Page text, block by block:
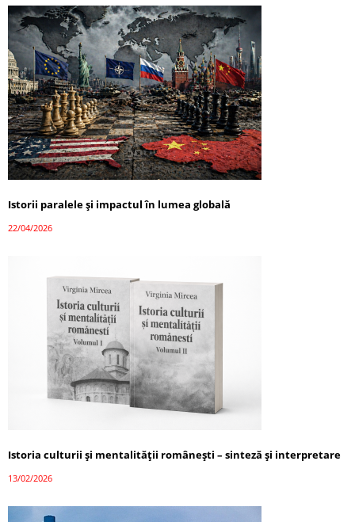
Istorii paralele și impactul în lumea globală
22/04/2026
Istoria culturii și mentalității românești – sinteză și interpretare
13/02/2026